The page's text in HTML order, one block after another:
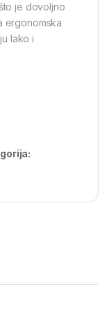
je dovoljno
ergonomska
lako i